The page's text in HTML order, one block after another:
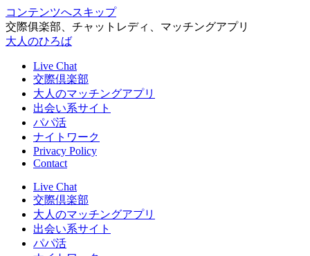
コンテンツへスキップ
交際俱楽部、チャットレディ、マッチングアプリ
大人のひろば
Live Chat
交際倶楽部
大人のマッチングアプリ
出会い系サイト
パパ活
ナイトワーク
Privacy Policy
Contact
Live Chat
交際倶楽部
大人のマッチングアプリ
出会い系サイト
パパ活